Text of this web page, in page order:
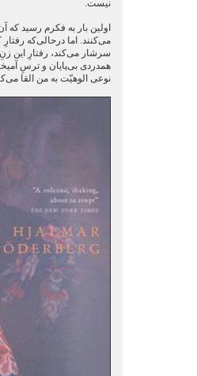
نیست.
اولین بار به فکرم رسید که
می‌کنند. اما درحالی‌که
سرشار می‌کند، رفتارِ این
همدردی بی‌پایان و ترسِ
نوعی الوهیّت به من القا